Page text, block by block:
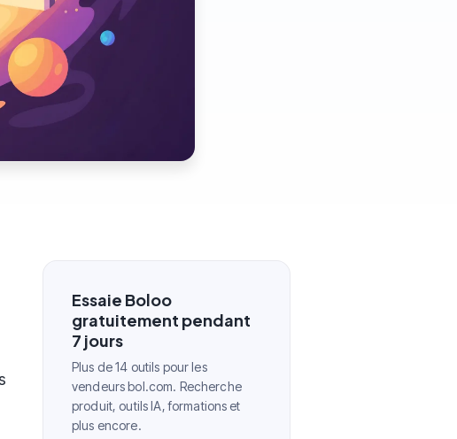
Essaie Boloo
gratuitement pendant
7 jours
Plus de 14 outils pour les
vendeurs bol.com. Recherche
produit, outils IA, formations et
plus encore.